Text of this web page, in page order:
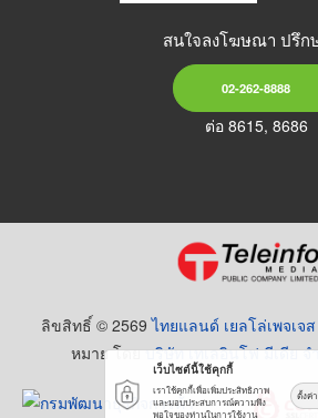
สนใจลงโฆษณา ปรึก
02-262-8888
ต่อ 8615, 8686
ลิขสิทธิ์ © 2569ไทยแลนด์ เยลโล่เพจเจส
หมาย โดยบริษัท เทเลอินโฟ มีเดีย
เว็บไซต์นี้ใช้คุกกี้
เราใช้คุกกี้เพื่อเพิ่มประสิทธิภาพ
และมอบประสบการณ์ความพึง
พอใจของท่านในการใช้งาน
ตั้งค่